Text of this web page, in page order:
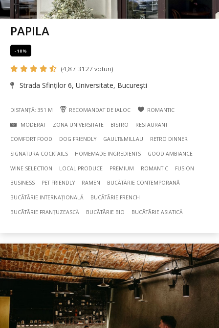
PAPILA
-10%
(4,8 / 3127 voturi)
Strada Sfinților 6, Universitate, București
DISTANȚĂ: 351 M RECOMANDAT DE IALOC ROMANTIC
MODERAT ZONA UNIVERSITATE BISTRO RESTAURANT
COMFORT FOOD DOG FRIENDLY GAULT&MILLAU RETRO DINNER
SIGNATURA COCKTAILS HOMEMADE INGREDIENTS GOOD AMBIANCE
WINE SELECTION LOCAL PRODUCE PREMIUM ROMANTIC FUSION
BUSINESS PET FRIENDLY RAMEN BUCÃTÃRIE CONTEMPORANĂ
BUCÃTÃRIE INTERNAȚIONALĂ BUCÃTÃRIE FRENCH
BUCÃTÃRIE FRANȚUZEASCĂ BUCÃTÃRIE BIO BUCÃTÃRIE ASIATICĂ